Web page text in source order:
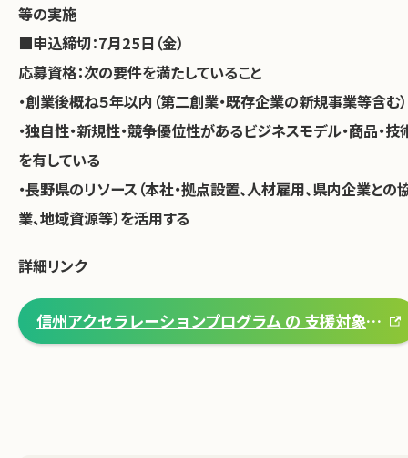
等の実施
■申込締切：7月25日（金）
応募資格：次の要件を満たしていること
・創業後概ね５年以内（第二創業・既存企業の新規事業等含む）
・独自性・新規性・競争優位性があるビジネスモデル・商品・技
を有している
・長野県のリソース（本社・拠点設置、人材雇用、県内企業との
業、地域資源等）を活用する
詳細リンク
信州アクセラレーションプログラム の 支援対象企業を募集します！